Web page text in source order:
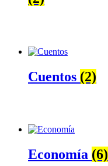
Cuentos (2)
Economía (6)